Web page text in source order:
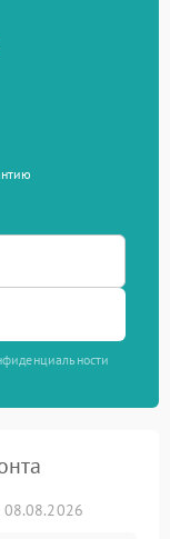
08.08.2026